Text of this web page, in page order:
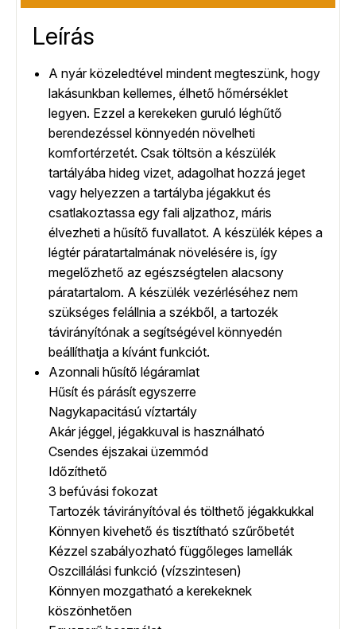
Leírás
A nyár közeledtével mindent megteszünk, hogy
lakásunkban kellemes, élhető hőmérséklet
legyen. Ezzel a kerekeken guruló léghűtő
berendezéssel könnyedén növelheti
komfortérzetét. Csak töltsön a készülék
tartályába hideg vizet, adagolhat hozzá jeget
vagy helyezzen a tartályba jégakkut és
csatlakoztassa egy fali aljzathoz, máris
élvezheti a hűsítő fuvallatot. A készülék képes a
légtér páratartalmának növelésére is, így
megelőzhető az egészségtelen alacsony
páratartalom. A készülék vezérléséhez nem
szükséges felállnia a székből, a tartozék
távirányítónak a segítségével könnyedén
beállíthatja a kívánt funkciót.
Azonnali hűsítő légáramlat
Hűsít és párásít egyszerre
Nagykapacitású víztartály
Akár jéggel, jégakkuval is használható
Csendes éjszakai üzemmód
Időzíthető
3 befúvási fokozat
Tartozék távirányítóval és tölthető jégakkukkal
Könnyen kivehető és tisztítható szűrőbetét
Kézzel szabályozható függőleges lamellák
Oszcillálási funkció (vízszintesen)
Könnyen mozgatható a kerekeknek
köszönhetően